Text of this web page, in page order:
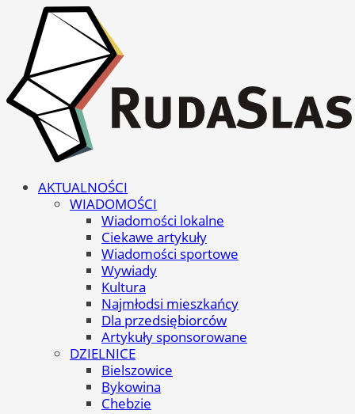
AKTUALNOŚCI
WIADOMOŚCI
Wiadomości lokalne
Ciekawe artykuły
Wiadomości sportowe
Wywiady
Kultura
Najmłodsi mieszkańcy
Dla przedsiębiorców
Artykuły sponsorowane
DZIELNICE
Bielszowice
Bykowina
Chebzie